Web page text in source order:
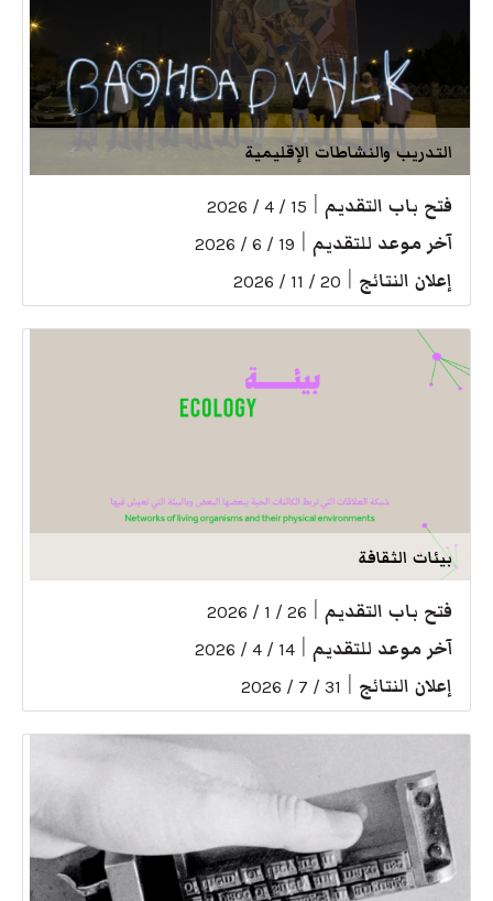
التدريب والنشاطات الإقليمية
فتح باب التقديم 15 / 4 / 2026
آخر موعد للتقديم 19 / 6 / 2026
إعلان النتائج 20 / 11 / 2026
بيئات الثقافة
فتح باب التقديم 26 / 1 / 2026
آخر موعد للتقديم 14 / 4 / 2026
إعلان النتائج 31 / 7 / 2026